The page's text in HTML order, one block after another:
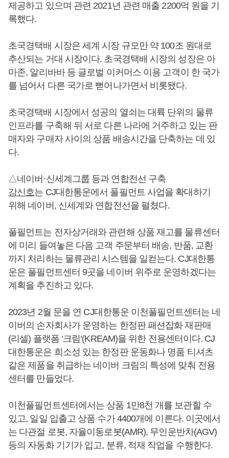
제공하고 있으며 관련 2021년 관련 매출 2200억 원을 기
록했다.
초국경택배 시장은 세계 시장 규모만 약 100조 원대로
추산되는 거대 시장이다. 초국경택배 시장의 성장은 아
마존, 알리바바 등 글로벌 이커머스 이용 고객이 한 국가
를 넘어서 다른 국가로 뻗어나가면서 비롯됐다.
초국경택배 시장에서 성공의 열쇠는 대륙 단위의 물류
인프라를 구축해 뒤 서로 다른 나라에 거주하고 있는 판
매자와 구매자 사이의 상품 배송시간을 단축하는 데 있
다.
△네이버·신세계그룹 등과 연합전선 구축
강신호는 CJ대한통운에서 풀필먼트 사업을 확대하기
위해 네이버, 신세계와 연합전선을 펼쳤다.
풀필먼트는 전자상거래와 관련해 상품 재고를 물류센터
에 미리 들여놓은 다음 고객 주문부터 배송, 반품, 교환
까지 처리하는 물류관리 시스템을 일컫는다. CJ대한통
운은 풀필먼트센터 9곳을 네이버 위주로 운영하겠다는
계획을 추진하고 있다.
2023년 2월 문을 연 CJ대한통운 이천풀필먼트센터는 네
이버의 손자회사가 운영하는 한정판 패션잡화 재판매
(리셀) 플랫폼 ‘크림‘(KREAM)을 위한 전용센터이다. CJ
대한통운은 희소성 있는 한정판 운동화나 명품 티셔츠
같은 제품을 취급하는 네이버 크림의 특성에 맞춰 전용
센터를 만들었다.
이천풀필먼트센터에서는 상품 1만8천 개를 보관할 수
있고, 일일 입출고 상품 수가 4400개에 이른다. 이곳에서
는 다관절 로봇, 자율이동로봇(AMR), 무인운반차(AGV)
등의 자동화 기기가 입고, 분류, 적재 작업을 수행한다.